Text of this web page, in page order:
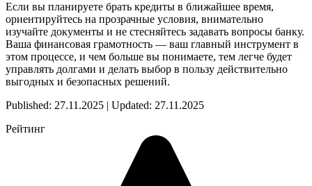
Если вы планируете брать кредиты в ближайшее время,
ориентируйтесь на прозрачные условия, внимательно
изучайте документы и не стесняйтесь задавать вопросы банку.
Ваша финансовая грамотность — ваш главный инструмент в
этом процессе, и чем больше вы понимаете, тем легче будет
управлять долгами и делать выбор в пользу действительно
выгодных и безопасных решений.
Published: 27.11.2025 | Updated: 27.11.2025
Рейтинг